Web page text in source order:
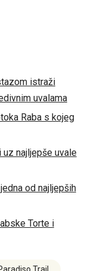
istraži
uvalama
Raba s kojeg
uz najljepše uvale
od najljepših
Torte i
Trail